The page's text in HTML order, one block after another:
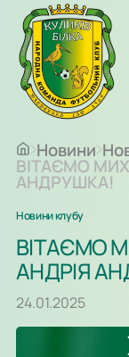
Новини
ВІТАЄМО
АНДРУШКА!
Новини клубу
ВІТАЄМО
АНДРІЯ
24.01.2025